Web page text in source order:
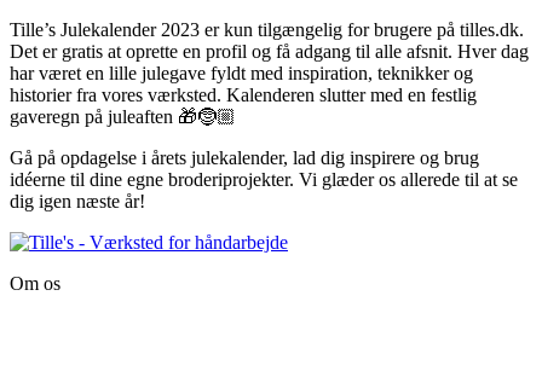
Tille’s Julekalender 2023 er kun tilgængelig for brugere på tilles.dk.
Det er gratis at oprette en profil og få adgang til alle afsnit. Hver dag
har været en lille julegave fyldt med inspiration, teknikker og
historier fra vores værksted. Kalenderen slutter med en festlig
gaveregn på juleaften 🎁🤶🏼
Gå på opdagelse i årets julekalender, lad dig inspirere og brug
idéerne til dine egne broderiprojekter. Vi glæder os allerede til at se
dig igen næste år!
Om os